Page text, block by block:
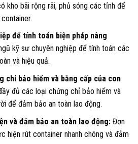
kho bãi rộng rãi, phủ sóng các tỉnh để
để tính toán biện pháp nâng
kỹ sư chuyên nghiệp để tính toán các
và hiệu quả.
chỉ bảo hiểm và bằng cấp của con
đủ các loại chứng chỉ bảo hiểm và
để đảm bảo an toàn lao động.
và đảm bảo an toàn lao động:Đơn
hiện rút container nhanh chóng và đảm